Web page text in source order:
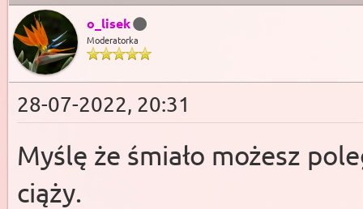
o_lisek
Moderatorka
28-07-2022, 20:31
Myślę że śmiało możesz
ciąży.